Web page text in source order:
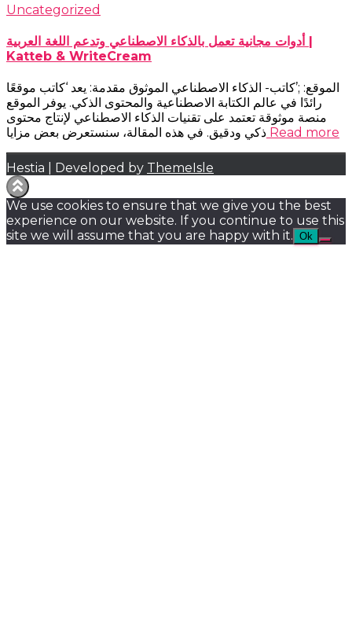
Uncategorized
أدوات مجانية تعمل بالذكاء الاصطناعي وتدعم اللغة العربية |
Katteb & WriteCream
الموقع: ;’كاتب- الذكاء الاصطناعي الموثوق مقدمة: يعد ‘كاتب موقعًا
رائدًا في عالم الكتابة الاصطناعية والمحتوى الذكي. يوفر الموقع
منصة موثوقة تعتمد على تقنيات الذكاء الاصطناعي لإنتاج محتوى
ذكي ودقيق. في هذه المقالة، سنستعرض بعض مزايا Read more
Hestia | Developed by ThemeIsle
We use cookies to ensure that we give you the best
experience on our website. If you continue to use this
site we will assume that you are happy with it. Ok